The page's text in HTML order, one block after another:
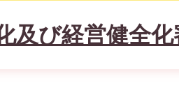
及び経営健全